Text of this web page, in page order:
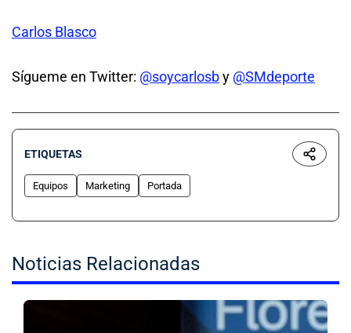
Carlos Blasco
Sígueme en Twitter: @soycarlosby @SMdeporte
ETIQUETAS
Equipos Marketing Portada
Noticias Relacionadas